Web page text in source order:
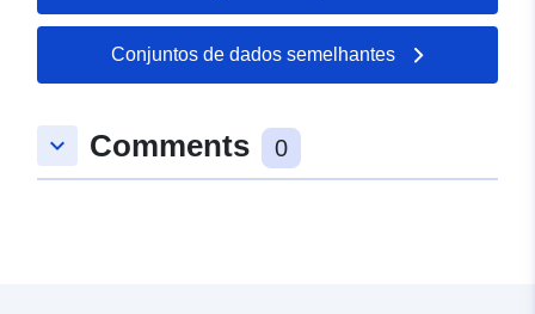
Conjuntos de dados semelhantes
keyboard_arrow_down Comments 0